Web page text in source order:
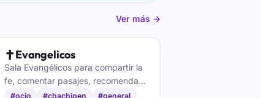
Ver más →
✝️Evangelicos
Sala Evangélicos para compartir la
fe, comentar pasajes, recomendar
alabanzas y acompañarte entre
#ocio #chachipen
#general